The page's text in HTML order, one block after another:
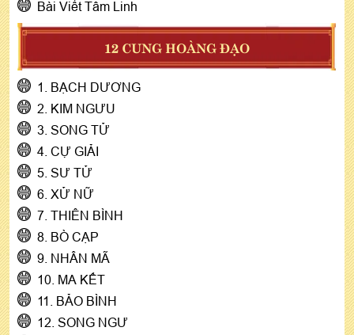
Bài Viết Tâm Linh
12 CUNG HOÀNG ĐẠO
1. BẠCH DƯƠNG
2. KIM NGƯU
3. SONG TỬ
4. CỰ GIẢI
5. SƯ TỬ
6. XỬ NỮ
7. THIÊN BÌNH
8. BÒ CẠP
9. NHÂN MÃ
10. MA KẾT
11. BẢO BÌNH
12. SONG NGƯ